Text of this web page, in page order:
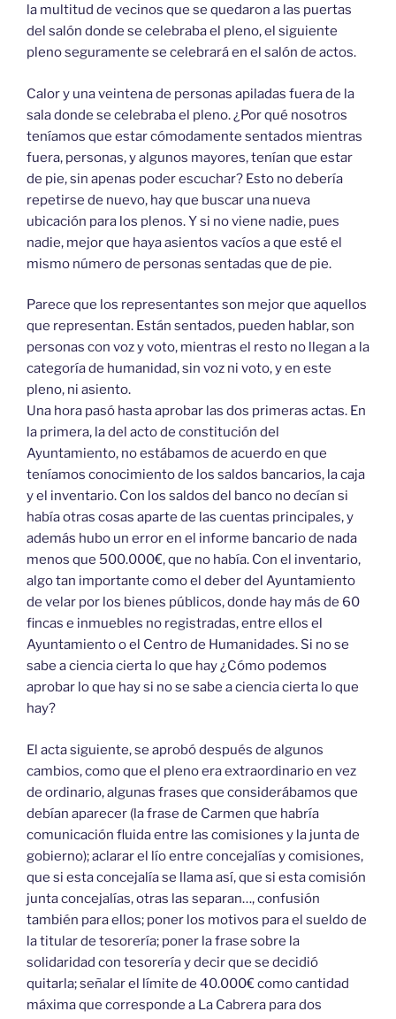
la multitud de vecinos que se quedaron a las puertas
del salón donde se celebraba el pleno, el siguiente
pleno seguramente se celebrará en el salón de actos.
Calor y una veintena de personas apiladas fuera de la
sala donde se celebraba el pleno. ¿Por qué nosotros
teníamos que estar cómodamente sentados mientras
fuera, personas, y algunos mayores, tenían que estar
de pie, sin apenas poder escuchar? Esto no debería
repetirse de nuevo, hay que buscar una nueva
ubicación para los plenos. Y si no viene nadie, pues
nadie, mejor que haya asientos vacíos a que esté el
mismo número de personas sentadas que de pie.
Parece que los representantes son mejor que aquellos
que representan. Están sentados, pueden hablar, son
personas con voz y voto, mientras el resto no llegan a la
categoría de humanidad, sin voz ni voto, y en este
pleno, ni asiento.
Una hora pasó hasta aprobar las dos primeras actas. En
la primera, la del acto de constitución del
Ayuntamiento, no estábamos de acuerdo en que
teníamos conocimiento de los saldos bancarios, la caja
y el inventario. Con los saldos del banco no decían si
había otras cosas aparte de las cuentas principales, y
además hubo un error en el informe bancario de nada
menos que 500.000€, que no había. Con el inventario,
algo tan importante como el deber del Ayuntamiento
de velar por los bienes públicos, donde hay más de 60
fincas e inmuebles no registradas, entre ellos el
Ayuntamiento o el Centro de Humanidades. Si no se
sabe a ciencia cierta lo que hay ¿Cómo podemos
aprobar lo que hay si no se sabe a ciencia cierta lo que
hay?
El acta siguiente, se aprobó después de algunos
cambios, como que el pleno era extraordinario en vez
de ordinario, algunas frases que considerábamos que
debían aparecer (la frase de Carmen que habría
comunicación fluida entre las comisiones y la junta de
gobierno); aclarar el lío entre concejalías y comisiones,
que si esta concejalía se llama así, que si esta comisión
junta concejalías, otras las separan…, confusión
también para ellos; poner los motivos para el sueldo de
la titular de tesorería; poner la frase sobre la
solidaridad con tesorería y decir que se decidió
quitarla; señalar el límite de 40.000€ como cantidad
máxima que corresponde a La Cabrera para dos